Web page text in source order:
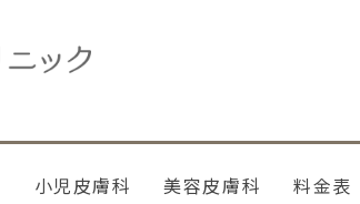
小児皮膚科 美容皮膚科 料金表